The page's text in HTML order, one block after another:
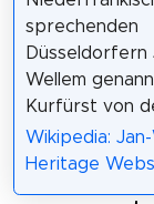
sprechenden
Düsseldorfern
Wellem
Kurfürst von
Wikipedia:
Heritage